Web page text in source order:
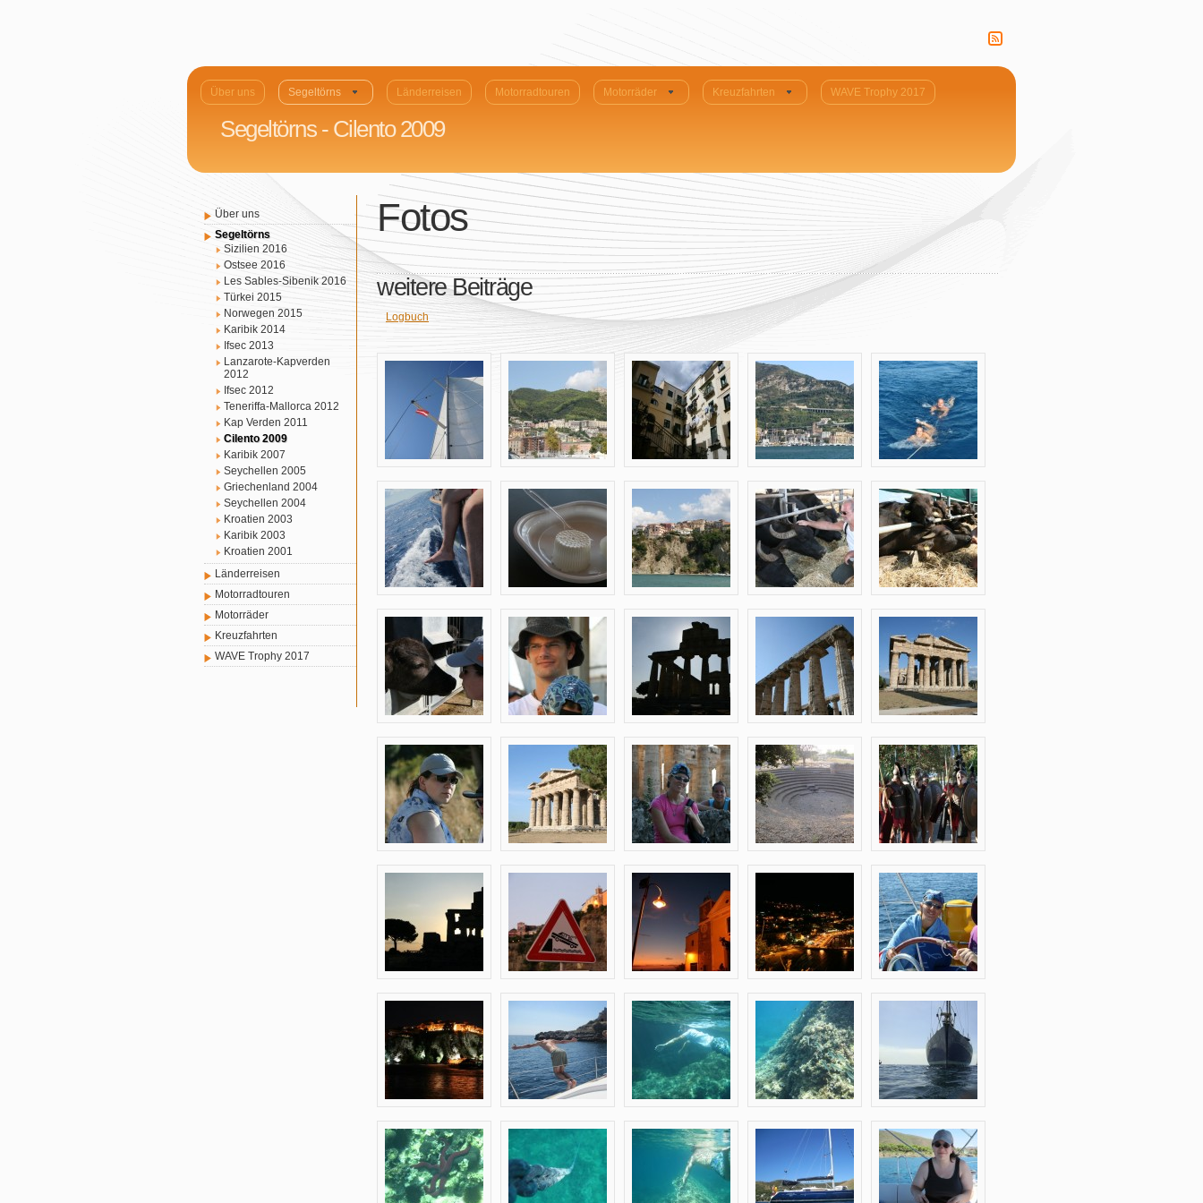
Über uns Segeltörns Länderreisen Motorradtouren Motorräder Kreuzfahrten WAVE Trophy 2017
Segeltörns - Cilento 2009
Über uns
Segeltörns
Sizilien 2016
Ostsee 2016
Les Sables-Sibenik 2016
Türkei 2015
Norwegen 2015
Karibik 2014
Ifsec 2013
Lanzarote-Kapverden
2012
Ifsec 2012
Teneriffa-Mallorca 2012
Kap Verden 2011
Cilento 2009
Karibik 2007
Seychellen 2005
Griechenland 2004
Seychellen 2004
Kroatien 2003
Karibik 2003
Kroatien 2001
Länderreisen
Motorradtouren
Motorräder
Kreuzfahrten
WAVE Trophy 2017
Fotos
weitere Beiträge
Logbuch